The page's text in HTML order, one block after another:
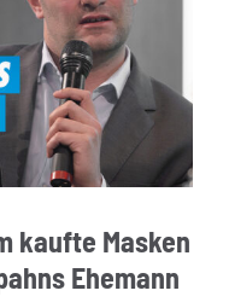
kaufte Masken
Ehemann